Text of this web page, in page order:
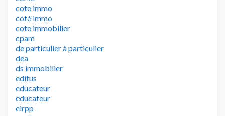
cote immo
coté immo
cote immobilier
cpam
de particulier à particulier
dea
ds immobilier
editus
educateur
éducateur
eirpp